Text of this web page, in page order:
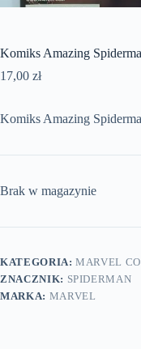
Komiks Amazing
17,00 zł
Komiks Amazing
Brak w magazynie
KATEGORIA:MARVEL
ZNACZNIK: SPIDERMAN
MARKA: MARVEL